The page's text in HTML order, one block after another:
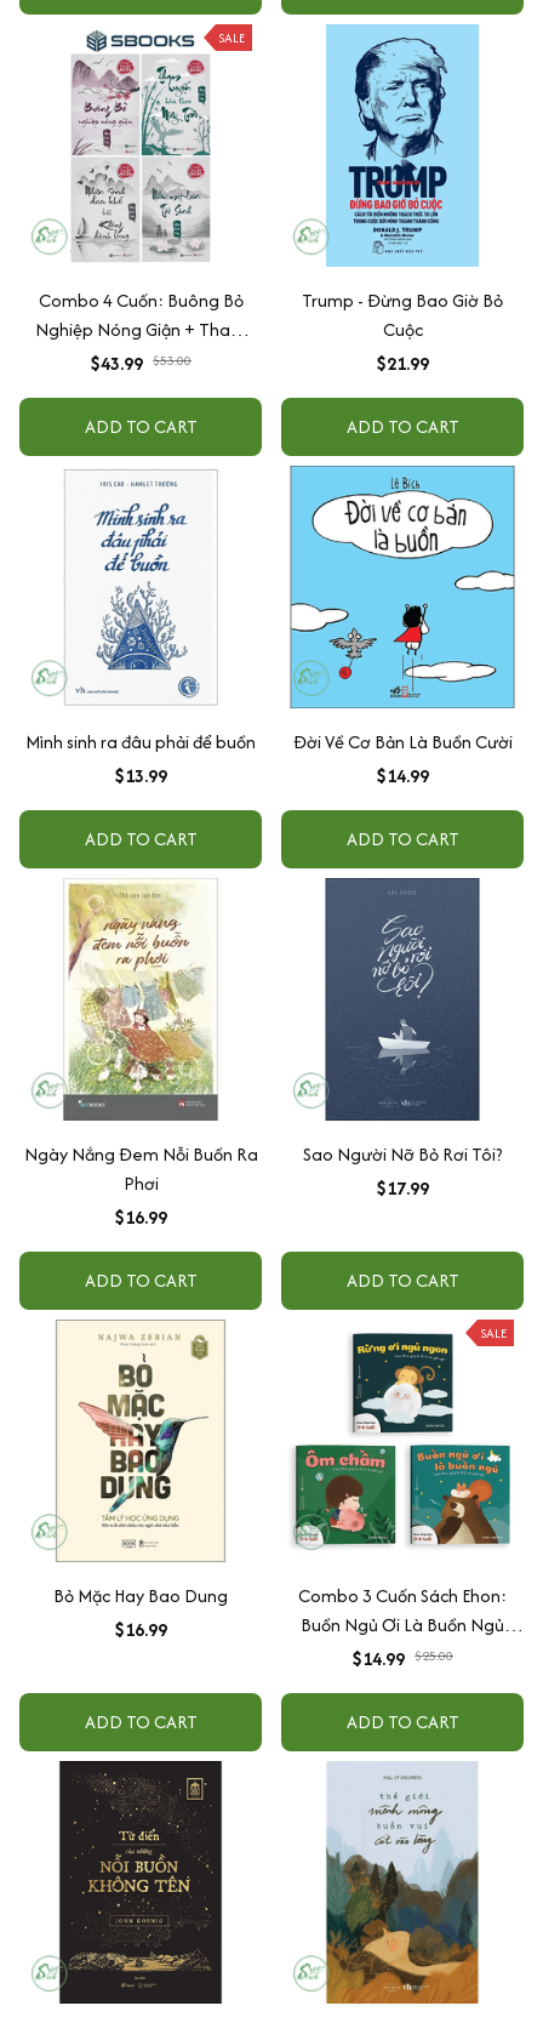
Điều Không Như Ý
SALE
Combo 4 Cuốn: Buông Bỏ
Nghiệp Nóng Giận + Tham
Luyến Hóa Theo Mây Trời +
Đành Lòng + Như Một Lần Tái
$43.99 $53.00
ADD TO CART
Trump - Đừng Bao Giờ Bỏ
Cuộc
$21.99
ADD TO CART
Mình sinh ra đâu phải để buồn
$13.99
ADD TO CART
Đời Về Cơ Bản Là Buồn Cười
$14.99
ADD TO CART
Ngày Nắng Đem Nỗi Buồn Ra
Phơi
$16.99
ADD TO CART
Sao Người Nỡ Bỏ Rơi Tôi?
$17.99
ADD TO CART
Bỏ Mặc Hay Bao Dung
$16.99
ADD TO CART
SALE
Combo 3 Cuốn Sách Ehon:
Buồn Ngủ Ơi Là Buồn Ngủ
(Dành Cho Trẻ Từ 0 - 4 Tuổi)
$14.99 $25.00
ADD TO CART